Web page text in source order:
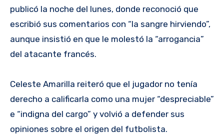
publicó la noche del lunes, donde reconoció que
escribió sus comentarios con “la sangre hirviendo”,
aunque insistió en que le molestó la “arrogancia”
del atacante francés.
Celeste Amarilla reiteró que el jugador no tenía
derecho a calificarla como una mujer “despreciable”
e “indigna del cargo” y volvió a defender sus
opiniones sobre el origen del futbolista.